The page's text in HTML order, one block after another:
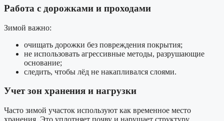
Работа с дорожками и проходами
Зимой важно:
очищать дорожки без повреждения покрытия;
не использовать агрессивные методы, разрушающие
основание;
следить, чтобы лёд не накапливался слоями.
Учет зон хранения и нагрузки
Часто зимой участок используют как временное место
хранения. Это уплотняет почву и нарушает структуру